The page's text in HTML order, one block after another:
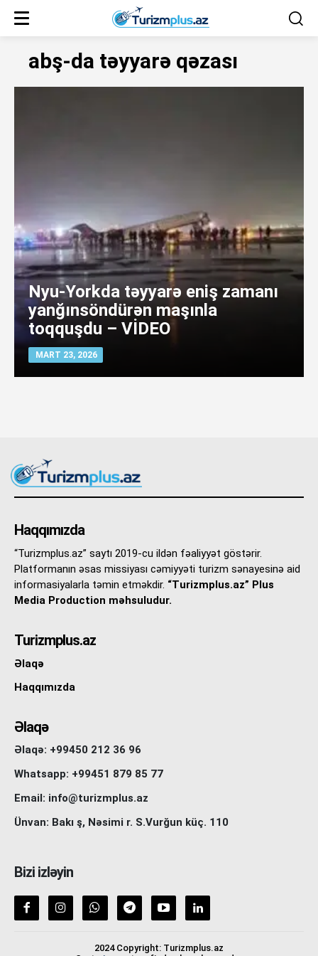
abş-da təyyarə qəzası
Nyu-Yorkda təyyarə eniş zamanı
yanğınsöndürən maşınla
toqquşdu – VİDEO
MART 23, 2026
Haqqımızda
“Turizmplus.az” saytı 2019-cu ildən fəaliyyət göstərir.
Platformanın əsas missiyası cəmiyyəti turizm sənayesinə aid
informasiyalarla təmin etməkdir. “Turizmplus.az” Plus
Media Production məhsuludur.
Turizmplus.az
Əlaqə
Haqqımızda
Əlaqə
Əlaqə: +99450 212 36 96
Whatsapp: +99451 879 85 77
Email: info@turizmplus.az
Ünvan: Bakı ş, Nəsimi r. S.Vurğun küç. 110
Bizi izləyin
2024 Copyright: Turizmplus.az